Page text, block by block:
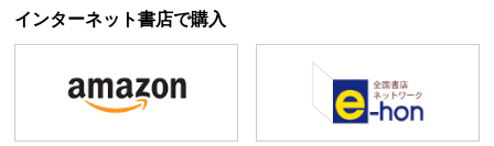
インターネット書店で購入